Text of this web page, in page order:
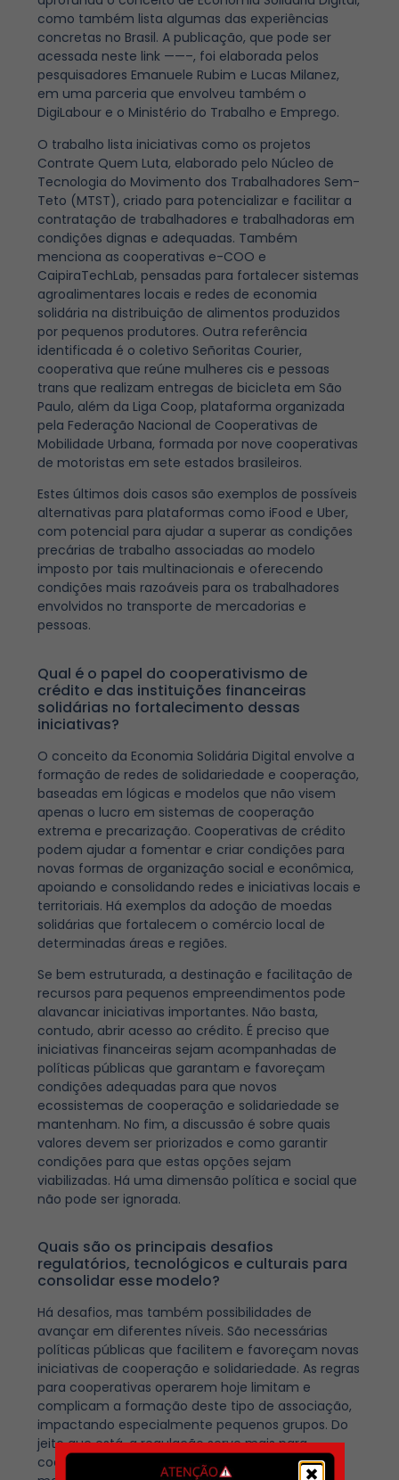
como também lista algumas das experiências
concretas no Brasil. A publicação, que pode ser
acessada neste link ——–, foi elaborada pelos
pesquisadores Emanuele Rubim e Lucas Milanez,
em uma parceria que envolveu também o
DigiLabour e o Ministério do Trabalho e Emprego.
O trabalho lista iniciativas como os projetos
Contrate Quem Luta, elaborado pelo Núcleo de
Tecnologia do Movimento dos Trabalhadores Sem-
Teto (MTST), criado para potencializar e facilitar a
contratação de trabalhadores e trabalhadoras em
condições dignas e adequadas. Também
menciona as cooperativas e-COO e
CaipiraTechLab, pensadas para fortalecer sistemas
agroalimentares locais e redes de economia
solidária na distribuição de alimentos produzidos
por pequenos produtores. Outra referência
identificada é o coletivo Señoritas Courier,
cooperativa que reúne mulheres cis e pessoas
trans que realizam entregas de bicicleta em São
Paulo, além da Liga Coop, plataforma organizada
pela Federação Nacional de Cooperativas de
Mobilidade Urbana, formada por nove cooperativas
de motoristas em sete estados brasileiros.
Estes últimos dois casos são exemplos de possíveis
alternativas para plataformas como iFood e Uber,
com potencial para ajudar a superar as condições
precárias de trabalho associadas ao modelo
imposto por tais multinacionais e oferecendo
condições mais razoáveis para os trabalhadores
envolvidos no transporte de mercadorias e
pessoas.
Qual é o papel do cooperativismo de
crédito e das instituições financeiras
solidárias no fortalecimento dessas
iniciativas?
O conceito da Economia Solidária Digital envolve a
formação de redes de solidariedade e cooperação,
baseadas em lógicas e modelos que não visem
apenas o lucro em sistemas de cooperação
extrema e precarização. Cooperativas de crédito
podem ajudar a fomentar e criar condições para
novas formas de organização social e econômica,
apoiando e consolidando redes e iniciativas locais e
territoriais. Há exemplos da adoção de moedas
solidárias que fortalecem o comércio local de
determinadas áreas e regiões.
Se bem estruturada, a destinação e facilitação de
recursos para pequenos empreendimentos pode
alavancar iniciativas importantes. Não basta,
contudo, abrir acesso ao crédito. É preciso que
iniciativas financeiras sejam acompanhadas de
políticas públicas que garantam e favoreçam
condições adequadas para que novos
ecossistemas de cooperação e solidariedade se
mantenham. No fim, a discussão é sobre quais
valores devem ser priorizados e como garantir
condições para que estas opções sejam
viabilizadas. Há uma dimensão política e social que
não pode ser ignorada.
Quais são os principais desafios
regulatórios, tecnológicos e culturais para
consolidar esse modelo?
Há desafios, mas também possibilidades de
avançar em diferentes níveis. São necessárias
políticas públicas que facilitem e favoreçam novas
iniciativas de cooperação e solidariedade. As regras
para cooperativas operarem hoje limitam e
complicam a formação deste tipo de associação,
impactando especialmente pequenos grupos. Do
jeito que está, a regulação serve mais para
cooperativas de grande porte, com um caráter